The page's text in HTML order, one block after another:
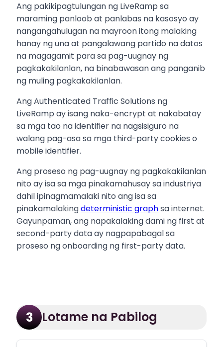
Ang pakikipagtulungan ng LiveRamp sa
maraming panloob at panlabas na kasosyo ay
nangangahulugan na mayroon itong malaking
hanay ng una at pangalawang partido na datos
na magagamit para sa pag-uugnay ng
pagkakakilanlan, na binabawasan ang panganib
ng muling pagkakakilanlan.
Ang Authenticated Traffic Solutions ng
LiveRamp ay isang naka-encrypt at nakabatay
sa mga tao na identifier na nagsisiguro na
walang pag-asa sa mga third-party cookies o
mobile identifier.
Ang proseso ng pag-uugnay ng pagkakakilanlan
nito ay isa sa mga pinakamahusay sa industriya
dahil ipinagmamalaki nito ang isa sa
pinakamalakingdeterministic graphsa internet.
Gayunpaman, ang napakalaking dami ng first at
second-party data ay nagpapabagal sa
proseso ng onboarding ng first-party data.
3 Lotame na Pabilog